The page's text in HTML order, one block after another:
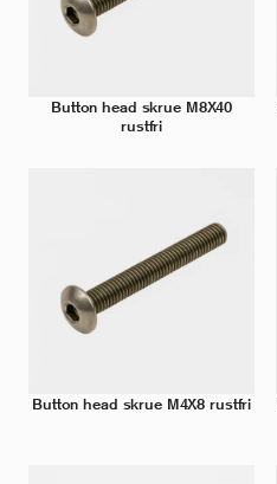
Button head skrue M8X40
rustfri
Button head skrue M4X8 rustfri